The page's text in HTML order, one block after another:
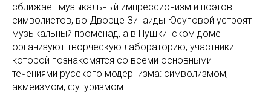
сближает музыкальный импрессионизм и поэтов-
символистов, во Дворце Зинаиды Юсуповой устроят
музыкальный променад, а в Пушкинском доме
организуют творческую лабораторию, участники
которой познакомятся со всеми основными
течениями русского модернизма: символизмом,
акмеизмом, футуризмом.